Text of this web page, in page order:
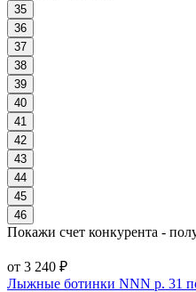
35
36
37
38
39
40
41
42
43
44
45
46
Покажи счет конкурента -
от 3 240 ₽
Лыжные ботинки NNN р. 31